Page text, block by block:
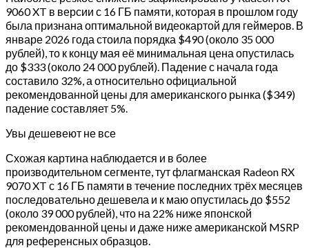
9060 XT в версии с 16 ГБ памяти, которая в прошлом году
была признана оптимальной видеокартой для геймеров. В
январе 2026 года стоила порядка $490 (около 35 000
рублей), то к концу мая её минимальная цена опустилась
до $333 (около 24 000 рублей). Падение с начала года
составило 32%, а относительно официальной
рекомендованной цены для американского рынка ($349)
падение составляет 5%.
Увы дешевеют не все
Схожая картина наблюдается и в более
производительном сегменте, тут флагманская Radeon RX
9070 XT с 16 ГБ памяти в течение последних трёх месяцев
последовательно дешевела и к маю опустилась до $552
(около 39 000 рублей), что на 22% ниже японской
рекомендованной цены и даже ниже американской MSRP
для референсных образцов.